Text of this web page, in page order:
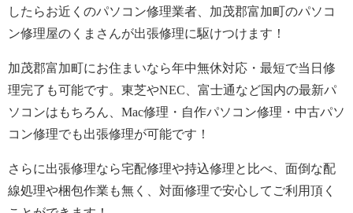
したらお近くのパソコン修理業者、加茂郡富加町のパソコ
ン修理屋のくまさんが出張修理に駆けつけます！
加茂郡富加町にお住まいなら年中無休対応・最短で当日修
理完了も可能です。東芝やNEC、富士通など国内の最新パ
ソコンはもちろん、Mac修理・自作パソコン修理・中古パソ
コン修理でも出張修理が可能です！
さらに出張修理なら宅配修理や持込修理と比べ、面倒な配
線処理や梱包作業も無く、対面修理で安心してご利用頂く